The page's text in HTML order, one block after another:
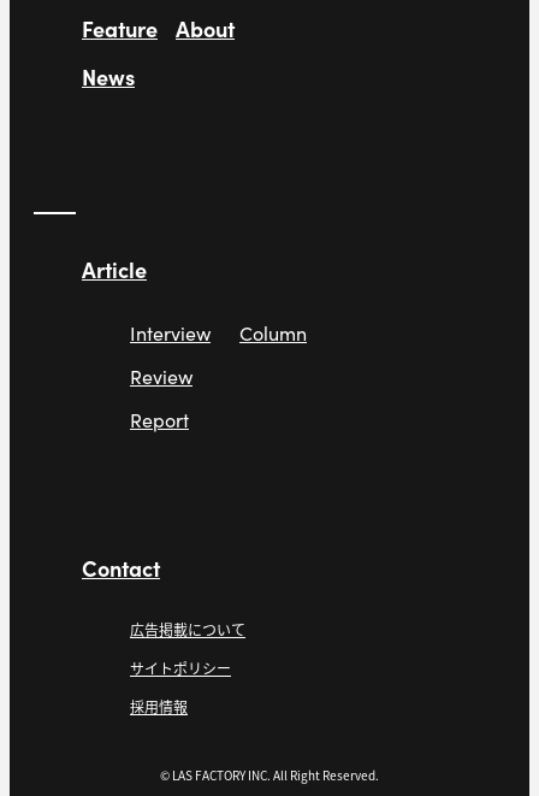
Feature
News
About
Article
Interview
Review
Report
Column
Contact
広告掲載について
サイトポリシー
採用情報
© LAS FACTORY INC. All Right Reserved.